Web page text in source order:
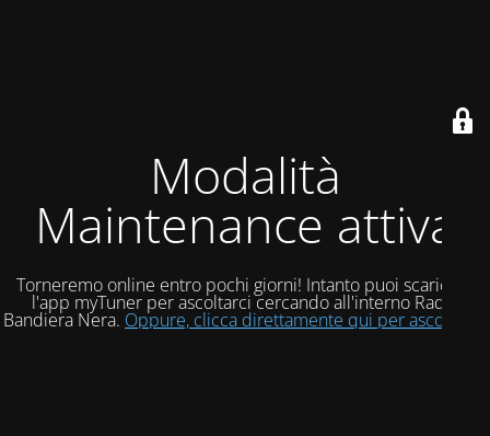
Modalità
Maintenance attiva
Torneremo online entro pochi giorni! Intanto puoi scaricare
l'app myTuner per ascoltarci cercando all'interno Radio
Bandiera Nera. Oppure, clicca direttamente qui per ascoltarci!